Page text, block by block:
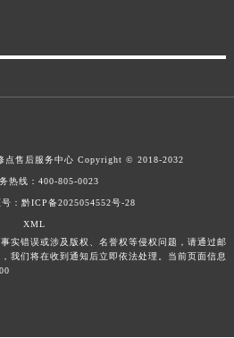
点售后服务中心 Copyright © 2018-2032
热线： 400-805-0023
： 黔ICP备2025054552号-28
XML
实错误或涉及版权、名誉权等侵权问题，请通过邮
我们将在收到通知后立即依法处理。当前页面信息